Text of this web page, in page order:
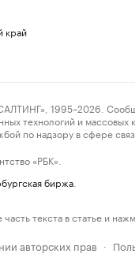
край
1995–2026.
технологий и
по надзору в сфере
«РБК».
биржа
текста в статье и
авторских прав ·